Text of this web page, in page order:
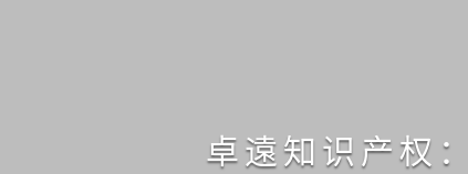
卓遠知识产权